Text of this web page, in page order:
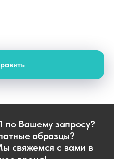
по Вашему запросу?
образцы?
свяжемся с вами в